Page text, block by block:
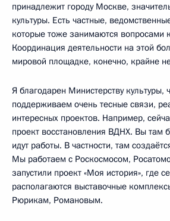
принадлежит городу Москве,
культуры. Есть частные,
которые тоже занимаются вопросами
Координация деятельности на этой
мировой площадке, конечно, крайне
Я благодарен Министерству культуры,
поддерживаем очень тесные связи,
интересных проектов. Например,
проект восстановления ВДНХ. Вы там
идут работы. В частности, там
Мы работаем с Роскосмосом,
запустили проект «Моя история», где
располагаются выставочные
Рюрикам, Романовым.